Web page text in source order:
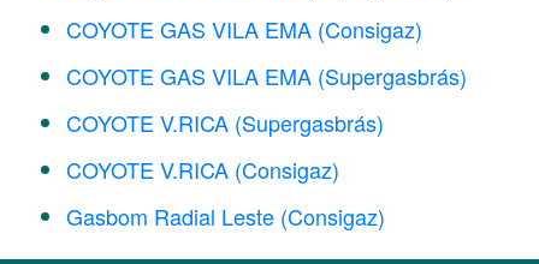
COYOTE GAS VILA EMA (Consigaz)
COYOTE GAS VILA EMA (Supergasbrás)
COYOTE V.RICA (Supergasbrás)
COYOTE V.RICA (Consigaz)
Gasbom Radial Leste (Consigaz)